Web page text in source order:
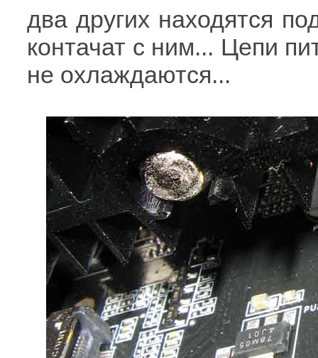
два других находятся
контачат с ним... Цепи
не охлаждаются...